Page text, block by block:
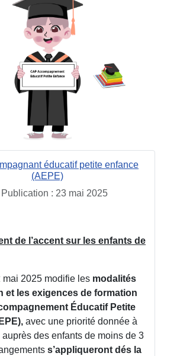
éducatif petite enfance
(AEPE)
Publication : 23 mai 2025
de l’accent sur les enfants de
mai 2025 modifie les modalités
et les exigences de formation
Éducatif Petite
avec une priorité donnée à
auprès des enfants de moins de 3
s’appliqueront dés la